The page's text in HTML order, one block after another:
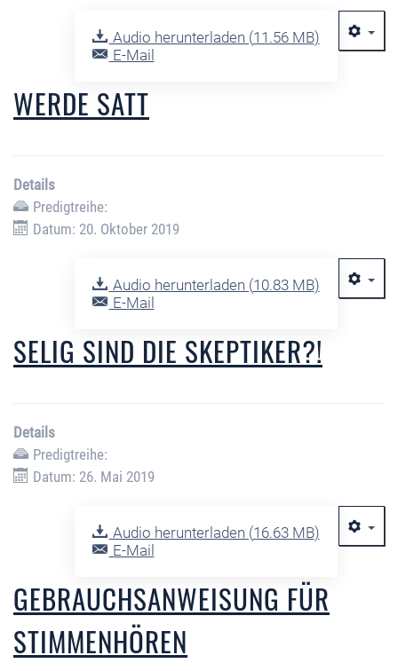
Audio herunterladen (11.56 MB)
E-Mail
WERDE SATT
Details
Predigtreihe:
Datum: 20. Oktober 2019
Audio herunterladen (10.83 MB)
E-Mail
SELIG SIND DIE SKEPTIKER?!
Details
Predigtreihe:
Datum: 26. Mai 2019
Audio herunterladen (16.63 MB)
E-Mail
GEBRAUCHSANWEISUNG FÜR
STIMMENHÖREN